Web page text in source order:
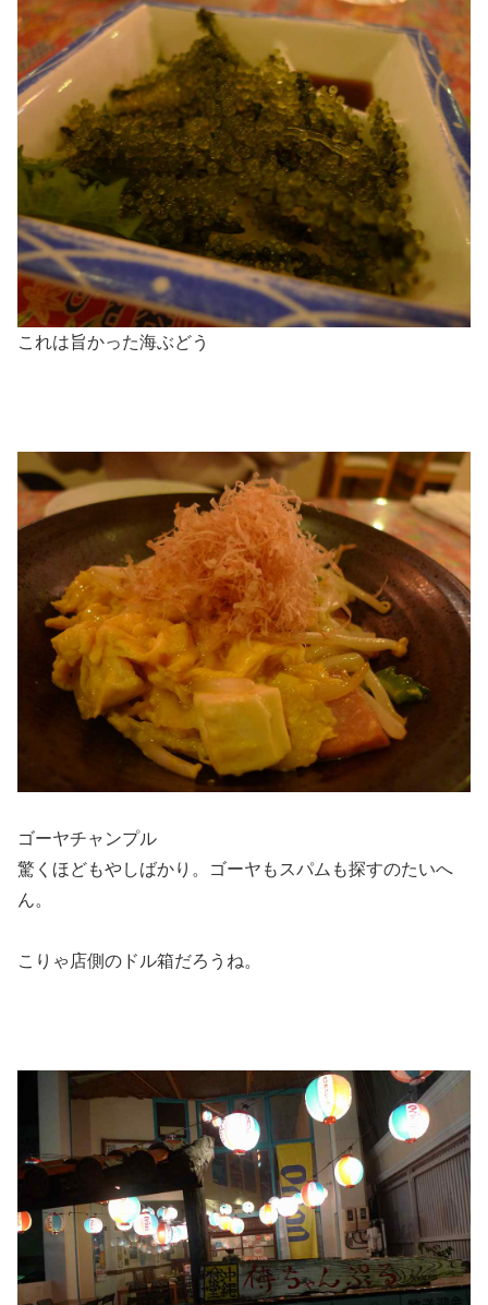
これは旨かった海ぶどう
ゴーヤチャンプル
驚くほどもやしばかり。ゴーヤもスパムも探すのたいへ
ん。
こりゃ店側のドル箱だろうね。